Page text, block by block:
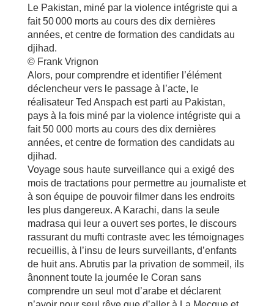
Le Pakistan, miné par la violence intégriste qui a
fait 50 000 morts au cours des dix dernières
années, et centre de formation des candidats au
djihad.
© Frank Vrignon
Alors, pour comprendre et identifier l’élément
déclencheur vers le passage à l’acte, le
réalisateur Ted Anspach est parti au Pakistan,
pays à la fois miné par la violence intégriste qui a
fait 50 000 morts au cours des dix dernières
années, et centre de formation des candidats au
djihad.
Voyage sous haute surveillance qui a exigé des
mois de tractations pour permettre au journaliste et
à son équipe de pouvoir filmer dans les endroits
les plus dangereux. A Karachi, dans la seule
madrasa qui leur a ouvert ses portes, le discours
rassurant du mufti contraste avec les témoignages
recueillis, à l’insu de leurs surveillants, d’enfants
de huit ans. Abrutis par la privation de sommeil, ils
ânonnent toute la journée le Coran sans
comprendre un seul mot d’arabe et déclarent